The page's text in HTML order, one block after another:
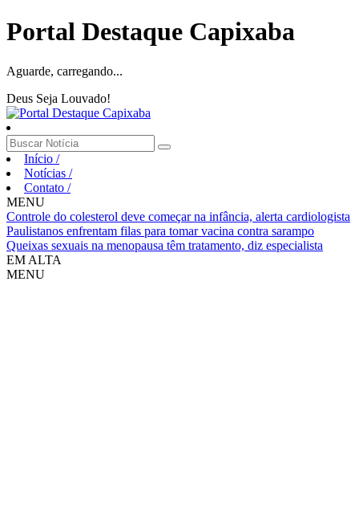
Portal Destaque Capixaba
Aguarde, carregando...
Deus Seja Louvado!
Início /
Notícias /
Contato /
MENU
Controle do colesterol deve começar na infância, alerta cardiologista
Paulistanos enfrentam filas para tomar vacina contra sarampo
Queixas sexuais na menopausa têm tratamento, diz especialista
EM ALTA
MENU